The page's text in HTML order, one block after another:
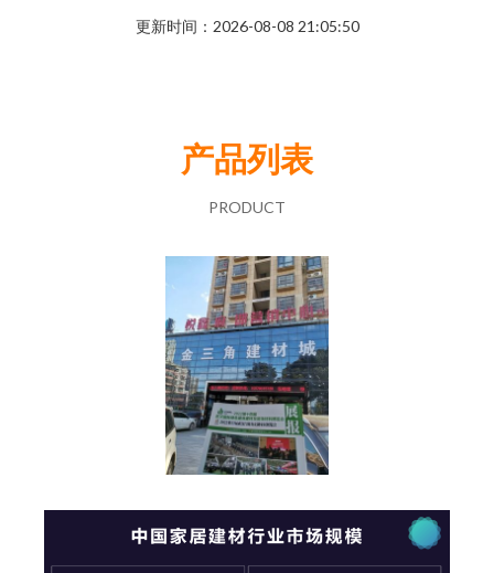
更新时间：2026-08-08 21:05:50
产品列表
PRODUCT